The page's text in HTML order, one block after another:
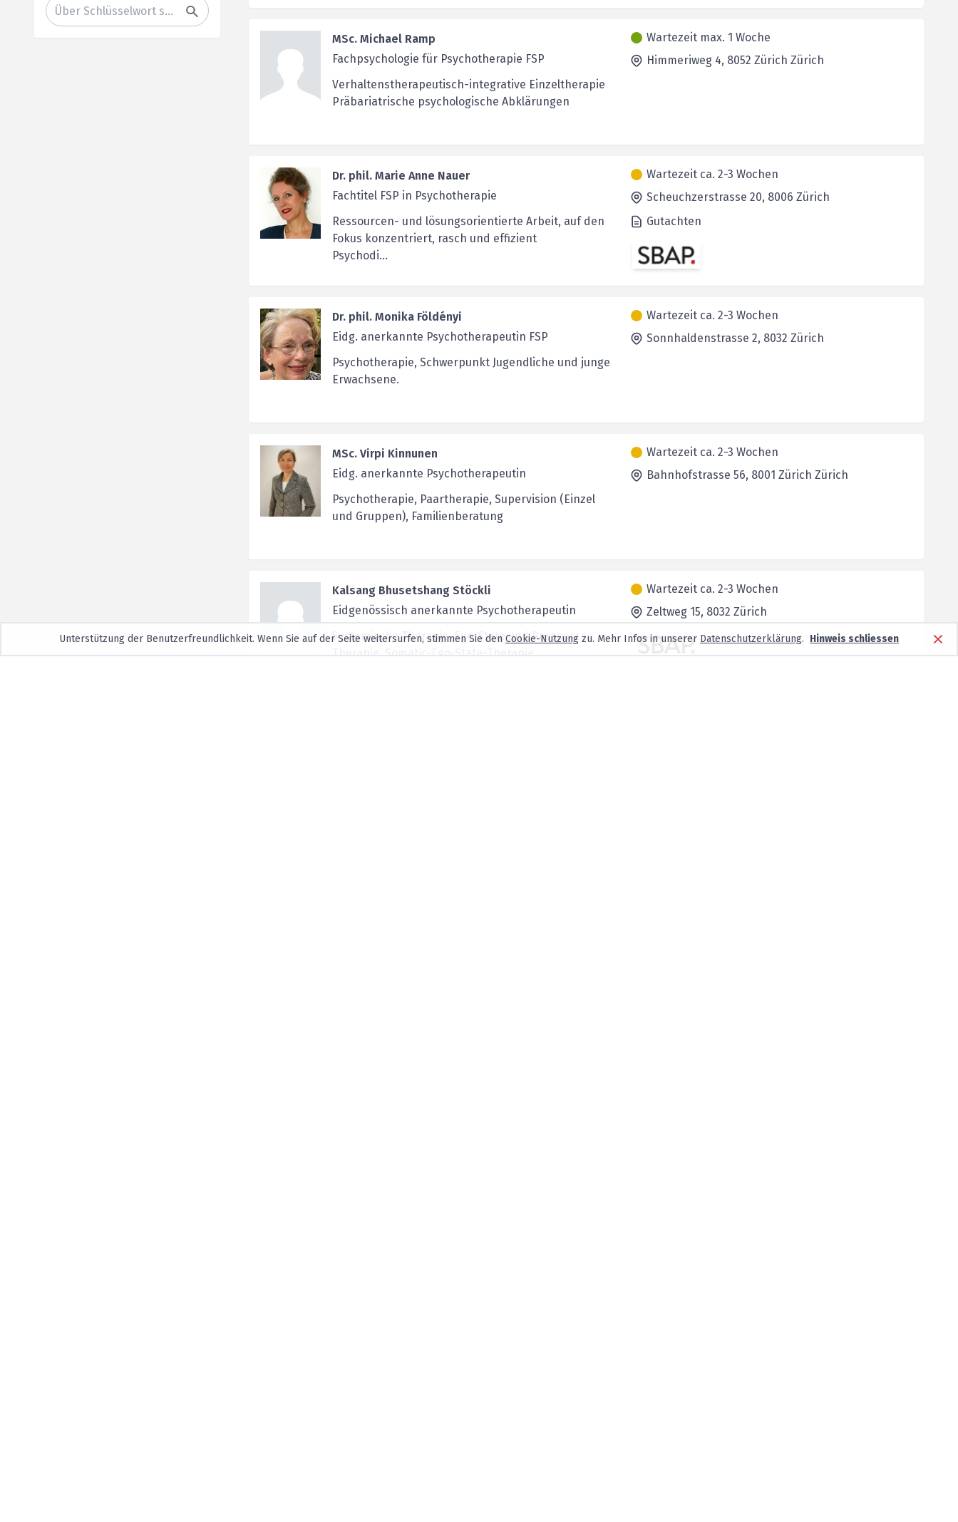
MSc. Michael Ramp
Fachpsychologie für Psychotherapie FSP
Verhaltenstherapeutisch-integrative Einzeltherapie
Präbariatrische psychologische Abklärungen
Wartezeit max. 1 Woche
Himmeriweg 4, 8052 Zürich Zürich
Dr. phil. Marie Anne Nauer
Fachtitel FSP in Psychotherapie
Ressourcen- und lösungsorientierte Arbeit, auf den
Fokus konzentriert, rasch und effizient
Psychodi...
Wartezeit ca. 2-3 Wochen
Scheuchzerstrasse 20, 8006 Zürich
Gutachten
Dr. phil. Monika Földényi
Eidg. anerkannte Psychotherapeutin FSP
Psychotherapie, Schwerpunkt Jugendliche und junge
Erwachsene.
Wartezeit ca. 2-3 Wochen
Sonnhaldenstrasse 2, 8032 Zürich
MSc. Virpi Kinnunen
Eidg. anerkannte Psychotherapeutin
Psychotherapie, Paartherapie, Supervision (Einzel
und Gruppen), Familienberatung
Wartezeit ca. 2-3 Wochen
Bahnhofstrasse 56, 8001 Zürich Zürich
Kalsang Bhusetshang Stöckli
Eidgenössisch anerkannte Psychotherapeutin
Systemische Therapie, Ego-State und Ressource-
Therapie, Somatic-Ego-State-Therapie,
Wartezeit ca. 2-3 Wochen
Zeltweg 15, 8032 Zürich
Unterstützung der Benutzerfreundlichkeit. Wenn Sie auf der Seite weitersurfen, stimmen Sie den Cookie-Nutzung zu. Mehr Infos in unserer Datenschutzerklärung. Hinweis schliessen